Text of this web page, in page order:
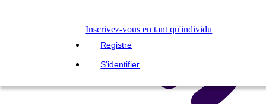
Inscrivez-vous en tant qu'individu
Registre
S'identifier